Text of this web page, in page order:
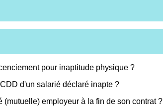
pour inaptitude physique ?
d'un salarié déclaré inapte ?
employeur à la fin de son contrat ?